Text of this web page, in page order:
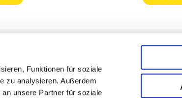
Funktionen für soziale
zu analysieren. Außerdem
unsere Partner für soziale
und Cookie-